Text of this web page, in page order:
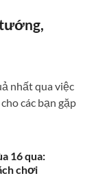
nhất qua việc
các bạn gặp
16 qua:
chơi